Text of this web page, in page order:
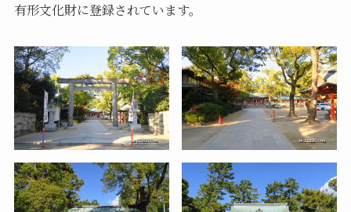
有形文化財に登録されています。